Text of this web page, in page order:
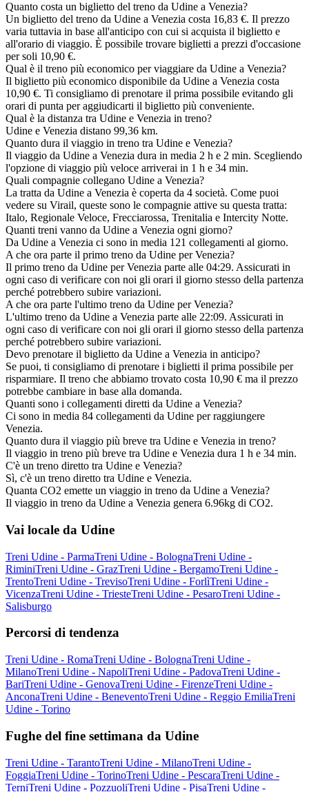
Quanto costa un biglietto del treno da Udine a Venezia?
Un biglietto del treno da Udine a Venezia costa 16,83 €. Il prezzo
varia tuttavia in base all'anticipo con cui si acquista il biglietto e
all'orario di viaggio. È possibile trovare biglietti a prezzi d'occasione
per soli 10,90 €.
Qual è il treno più economico per viaggiare da Udine a Venezia?
Il biglietto più economico disponibile da Udine a Venezia costa
10,90 €. Ti consigliamo di prenotare il prima possibile evitando gli
orari di punta per aggiudicarti il biglietto più conveniente.
Qual è la distanza tra Udine e Venezia in treno?
Udine e Venezia distano 99,36 km.
Quanto dura il viaggio in treno tra Udine e Venezia?
Il viaggio da Udine a Venezia dura in media 2 h e 2 min. Scegliendo
l'opzione di viaggio più veloce arriverai in 1 h e 34 min.
Quali compagnie collegano Udine a Venezia?
La tratta da Udine a Venezia è coperta da 4 società. Come puoi
vedere su Virail, queste sono le compagnie attive su questa tratta:
Italo, Regionale Veloce, Frecciarossa, Trenitalia e Intercity Notte.
Quanti treni vanno da Udine a Venezia ogni giorno?
Da Udine a Venezia ci sono in media 121 collegamenti al giorno.
A che ora parte il primo treno da Udine per Venezia?
Il primo treno da Udine per Venezia parte alle 04:29. Assicurati in
ogni caso di verificare con noi gli orari il giorno stesso della partenza
perché potrebbero subire variazioni.
A che ora parte l'ultimo treno da Udine per Venezia?
L'ultimo treno da Udine a Venezia parte alle 22:09. Assicurati in
ogni caso di verificare con noi gli orari il giorno stesso della partenza
perché potrebbero subire variazioni.
Devo prenotare il biglietto da Udine a Venezia in anticipo?
Se puoi, ti consigliamo di prenotare i biglietti il prima possibile per
risparmiare. Il treno che abbiamo trovato costa 10,90 € ma il prezzo
potrebbe cambiare in base alla domanda.
Quanti sono i collegamenti diretti da Udine a Venezia?
Ci sono in media 84 collegamenti da Udine per raggiungere
Venezia.
Quanto dura il viaggio più breve tra Udine e Venezia in treno?
Il viaggio in treno più breve tra Udine e Venezia dura 1 h e 34 min.
C'è un treno diretto tra Udine e Venezia?
Sì, c'è un treno diretto tra Udine e Venezia.
Quanta CO2 emette un viaggio in treno da Udine a Venezia?
Il viaggio in treno da Udine a Venezia genera 6.96kg di CO2.
Vai locale da Udine
Treni Udine - ParmaTreni Udine - BolognaTreni Udine -
RiminiTreni Udine - GrazTreni Udine - BergamoTreni Udine -
TrentoTreni Udine - TrevisoTreni Udine - ForlìTreni Udine -
VicenzaTreni Udine - TriesteTreni Udine - PesaroTreni Udine -
Salisburgo
Percorsi di tendenza
Treni Udine - RomaTreni Udine - BolognaTreni Udine -
MilanoTreni Udine - NapoliTreni Udine - PadovaTreni Udine -
BariTreni Udine - GenovaTreni Udine - FirenzeTreni Udine -
AnconaTreni Udine - BeneventoTreni Udine - Reggio EmiliaTreni
Udine - Torino
Fughe del fine settimana da Udine
Treni Udine - TarantoTreni Udine - MilanoTreni Udine -
FoggiaTreni Udine - TorinoTreni Udine - PescaraTreni Udine -
TerniTreni Udine - PozzuoliTreni Udine - PisaTreni Udine -